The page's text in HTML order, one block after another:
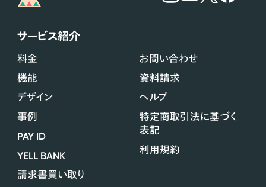
サービス紹介
料金
機能
デザイン
事例
PAY ID
YELL BANK
請求書買い取り
お問い合わせ
資料請求
ヘルプ
特定商取引法に基づく
表記
利用規約